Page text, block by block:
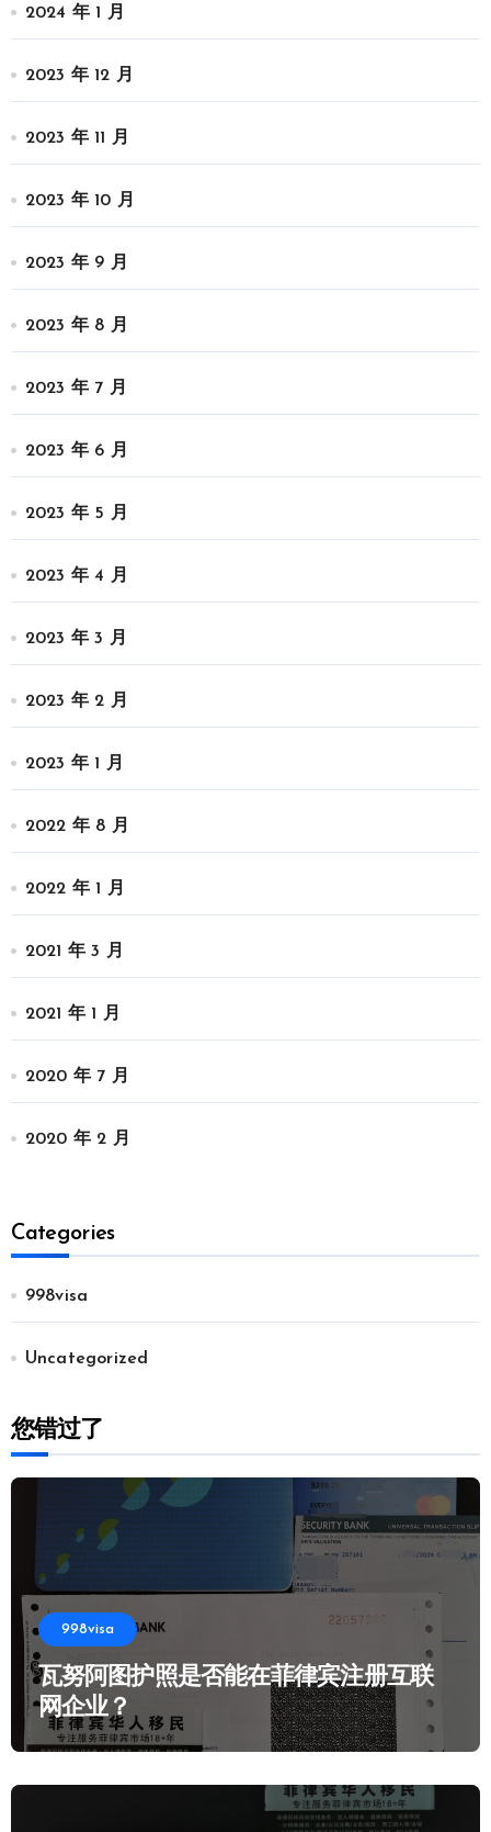
2024 年 1 月
2023 年 12 月
2023 年 11 月
2023 年 10 月
2023 年 9 月
2023 年 8 月
2023 年 7 月
2023 年 6 月
2023 年 5 月
2023 年 4 月
2023 年 3 月
2023 年 2 月
2023 年 1 月
2022 年 8 月
2022 年 1 月
2021 年 3 月
2021 年 1 月
2020 年 7 月
2020 年 2 月
Categories
998visa
Uncategorized
您错过了
998visa
瓦努阿图护照是否能在菲律宾注册互联
网企业？